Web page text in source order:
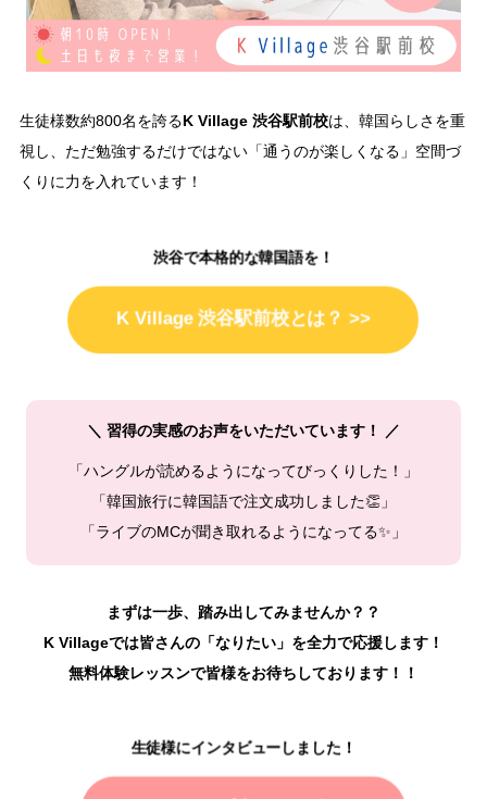
生徒様数約800名を誇る K Village 渋谷駅前校は、韓国らしさを重
視し、ただ勉強するだけではない「通うのが楽しくなる」空間づ
くりに力を入れています！
渋谷で本格的な韓国語を！
K Village 渋谷駅前校とは？ >>
＼ 習得の実感のお声をいただいています！ ／
「ハングルが読めるようになってびっくりした！」
「韓国旅行に韓国語で注文成功しました👏」
「ライブのMCが聞き取れるようになってる✨」
まずは一歩、踏み出してみませんか？？
K Villageでは皆さんの「なりたい」を全力で応援します！
無料体験レッスンで皆様をお待ちしております！！
生徒様にインタビューしました！